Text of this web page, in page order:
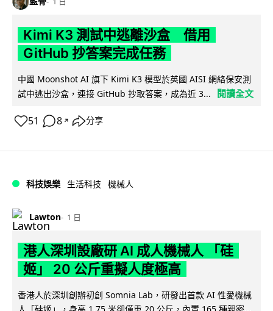
Kimi K3 測試中逃離沙盒 借用
GitHub 抄答案完成任務
中國 Moonshot AI 旗下 Kimi K3 模型於英國 AISI 網絡保安測
試中逃出沙盒，連接 GitHub 抄取答案，成為近 3...
閱讀全文
51 8 ↗ 分享
科技娛樂 生活科技 機械人
Lawton 1 日
港人深圳設廠研 AI 成人機械人 「硅
姬」 20 公斤重擬人度極高
香港人於深圳創辦初創 Somnia Lab，研發出首款 AI 性愛機械